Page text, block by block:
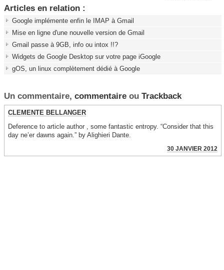
Articles en relation :
Google implémente enfin le IMAP à Gmail
Mise en ligne d'une nouvelle version de Gmail
Gmail passe à 9GB, info ou intox !!?
Widgets de Google Desktop sur votre page iGoogle
gOS, un linux complètement dédié à Google
Un commentaire, commentaireou Trackback
CLEMENTE BELLANGER
Deference to article author , some fantastic entropy. “Consider that this
day ne’er dawns again.” by Alighieri Dante.
30 JANVIER 2012